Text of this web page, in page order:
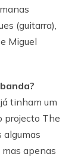
(guitarra),
Miguel
tinham um
projecto The
algumas
apenas